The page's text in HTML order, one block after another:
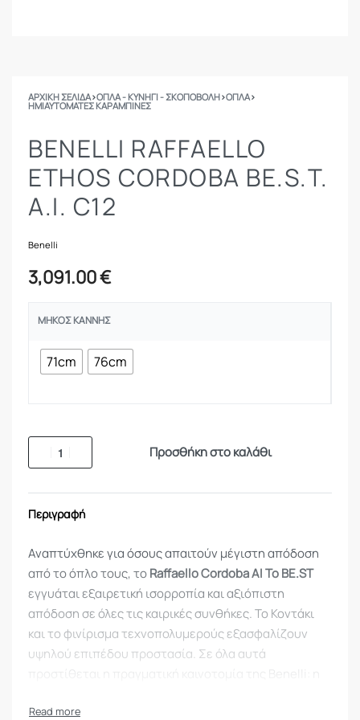
ΑΡΧΙΚΉ ΣΕΛΊΔΑ›ΟΠΛΑ - ΚΥΝΗΓΙ - ΣΚΟΠΟΒΟΛΗ›ΟΠΛΑ›
ΗΜΙΑΥΤΌΜΑΤΕΣ ΚΑΡΑΜΠΊΝΕΣ
BENELLI RAFFAELLO
ETHOS CORDOBA BE.S.T.
A.I. C12
Benelli
3,091.00€
ΜΉΚΟΣ ΚΆΝΝΗΣ
71cm 76cm
Προσθήκη στο καλάθι
Περιγραφή
Αναπτύχθηκε για όσους απαιτούν μέγιστη απόδοση
από το όπλο τους, τοRaffaello Cordoba AI Το BE.ST
εγγυάται εξαιρετική ισορροπία και αξιόπιστη
απόδοση σε όλες τις καιρικές συνθήκες. Το Κοντάκι
και το φινίρισμα τεχνοπολυμερούς εξασφαλίζουν
υψηλού επιπέδου προστασία. Σε όλα αυτά
συστήματος που αποτελείται από δύο αδιαχώριστα